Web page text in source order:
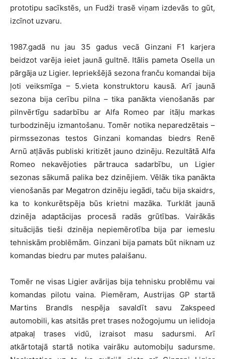
prototipu sacīkstēs, un Fudži trasē viņam izdevās to gūt,
izcīnot uzvaru.
1987.gadā nu jau 35 gadus vecā Ginzani F1 karjera
beidzot varēja ieiet jaunā gultnē. Itālis pameta Osella un
pārgāja uz Ligier. Iepriekšējā sezona franču komandai bija
ļoti veiksmīga – 5.vieta konstruktoru kausā. Arī jaunā
sezona bija cerību pilna – tika panākta vienošanās par
pilnvērtīgu sadarbību ar Alfa Romeo par itāļu markas
turbodzinēju izmantošanu. Tomēr notika neparedzētais –
pirmssezonas testos Ginzani komandas biedrs Renē
Arnū atļāvās publiski kritizēt jauno dzinēju. Rezultātā Alfa
Romeo nekavējoties pārtrauca sadarbību, un Ligier
sezonas sākumā palika bez dzinējiem. Vēlāk tika panākta
vienošanās par Megatron dzinēju iegādi, taču bija skaidrs,
ka to konkurētspēja būs krietni mazāka. Turklāt jaunā
dzinēja adaptācijas procesā radās grūtības. Vairākās
situācijās tieši dzinēja nepiemērotība bija par iemeslu
tehniskām problēmām. Ginzani bija pamats būt niknam uz
komandas biedru par mutes palaišanu.
Tomēr ne visas Ligier avārijas bija tehnisku problēmu vai
komandas pilotu vaina. Piemēram, Austrijas GP startā
Martins Brandls nespēja savaldīt savu Zakspeed
automobili, kas atsitās pret trases nožogojumu un ielidoja
atpakaļ trases vidū, izraisot masu sadursmi. Arī
atkārtotajā startā notika vairāku automobiļu sadursme.